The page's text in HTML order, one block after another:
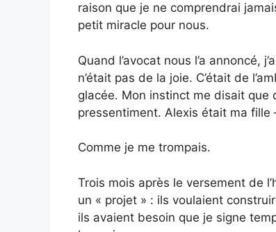
raison que je ne comprendrai
petit miracle pour nous.
Quand l’avocat nous l’a annoncé,
n’était pas de la joie. C’était de
glacée. Mon instinct me disait que
pressentiment. Alexis était ma
Comme je me trompais.
Trois mois après le versement de
un « projet » : ils voulaient
ils avaient besoin que je signe